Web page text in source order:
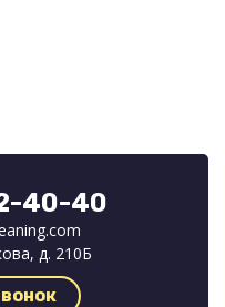
40-40
д. 210Б